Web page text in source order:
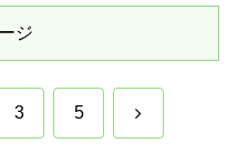
ジ
3 5 次